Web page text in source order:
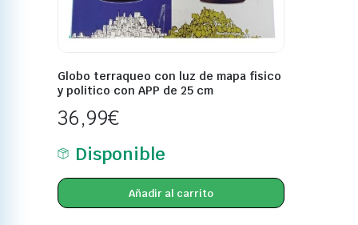
Globo terraqueo con luz de mapa fisico
y politico con APP de 25 cm
36,99€
Disponible
Añadir al carrito